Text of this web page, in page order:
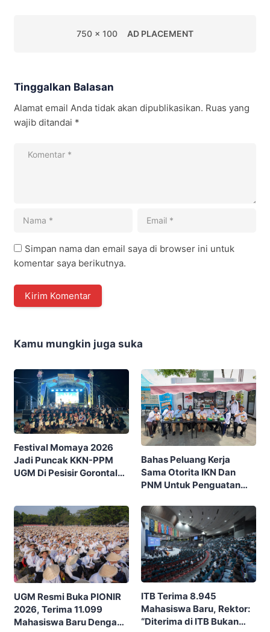
750 x 100 AD PLACEMENT
Tinggalkan Balasan
Alamat email Anda tidak akan dipublikasikan. Ruas yang
wajib ditandai *
Simpan nama dan email saya di browser ini untuk
komentar saya berikutnya.
Kamu mungkin juga suka
Festival Momaya 2026
Jadi Puncak KKN-PPM
UGM Di Pesisir Gorontalo,
Bahas Peluang Kerja
Sama Otorita IKN Dan
PNM Untuk Penguatan
Nusantara
UGM Resmi Buka PIONIR
2026, Terima 11.099
Mahasiswa Baru Dengan
ITB Terima 8.945
Mahasiswa Baru, Rektor:
“Diterima di ITB Bukan